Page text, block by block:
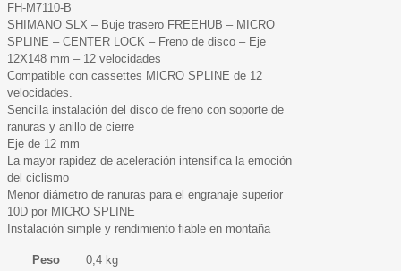
FH-M7110-B
SHIMANO SLX – Buje trasero FREEHUB – MICRO
SPLINE – CENTER LOCK – Freno de disco – Eje
12X148 mm – 12 velocidades
Compatible con cassettes MICRO SPLINE de 12
velocidades.
Sencilla instalación del disco de freno con soporte de
ranuras y anillo de cierre
Eje de 12 mm
La mayor rapidez de aceleración intensifica la emoción
del ciclismo
Menor diámetro de ranuras para el engranaje superior
10D por MICRO SPLINE
Instalación simple y rendimiento fiable en montaña
Peso
0,4 kg